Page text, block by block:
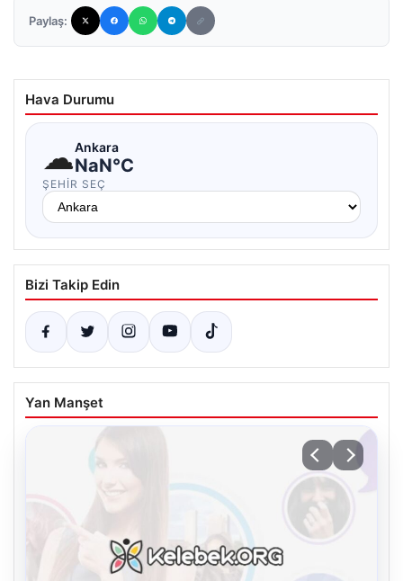
Paylaş:
Hava Durumu
☁Ankara
NaN°C
ŞEHIR SEÇ
Bizi Takip Edin
Yan Manşet